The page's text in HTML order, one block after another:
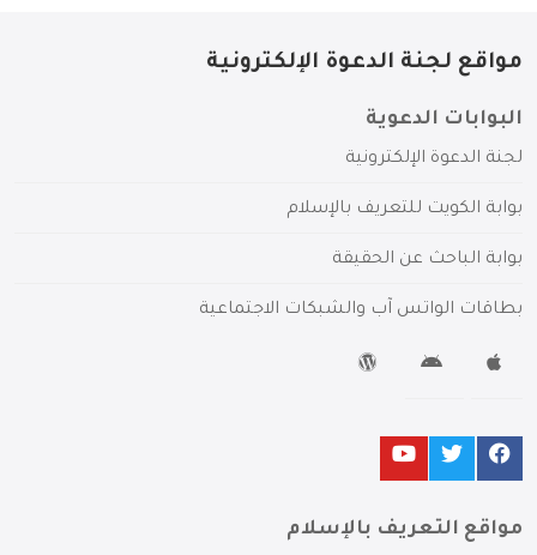
مواقع لجنة الدعوة الإلكترونية
البوابات الدعوية
لجنة الدعوة الإلكترونية
بوابة الكويت للتعريف بالإسلام
بوابة الباحث عن الحقيقة
بطاقات الواتس آب والشبكات الاجتماعية
مواقع التعريف بالإسلام